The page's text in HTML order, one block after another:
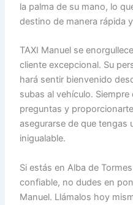
la palma de su mano, lo
destino de manera rápida
TAXI Manuel se
cliente excepcional. Su
hará sentir bienvenido
subas al vehículo.
preguntas y
asegurarse de que tengas
inigualable.
Si estás en Alba de
confiable, no dudes en
Manuel. Llámalos hoy